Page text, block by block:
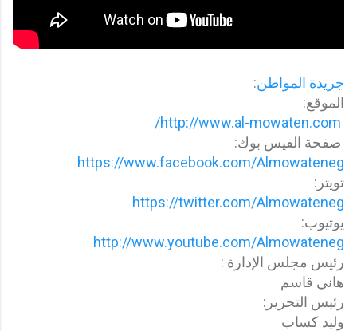
جريدة المواطن:
الموقع:
صفحة الفيس بوك:
https://www.facebook.com/Almowateneg
تويتر:
https://twitter.com/Almowateneg
يوتيوب:
http://www.youtube.com/Almowateneg
رئيس مجلس الإدارة :
هاني قاسم
رئيس التحرير:
وليد كساب